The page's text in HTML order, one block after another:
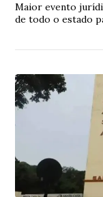
Maior evento
de todo o estado